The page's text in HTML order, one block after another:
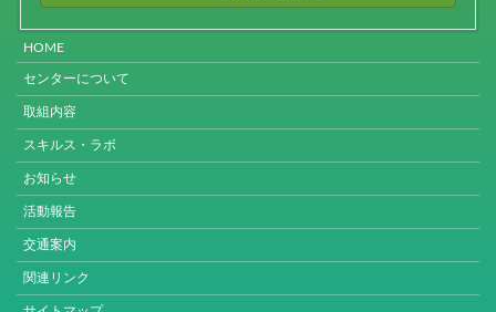
HOME
センターについて
取組内容
スキルス・ラボ
お知らせ
活動報告
交通案内
関連リンク